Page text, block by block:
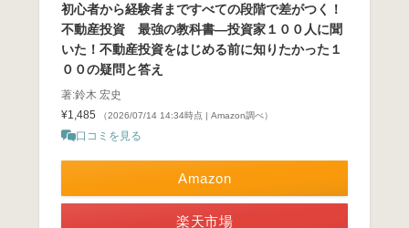
初心者から経験者まですべての段階で差がつく！
不動産投資 最強の教科書―投資家１００人に聞
いた！不動産投資をはじめる前に知りたかった１
００の疑問と答え
著:鈴木 宏史
¥1,485
（2026/07/14 14:34時点 | Amazon調べ）
口コミを見る
Amazon
楽天市場